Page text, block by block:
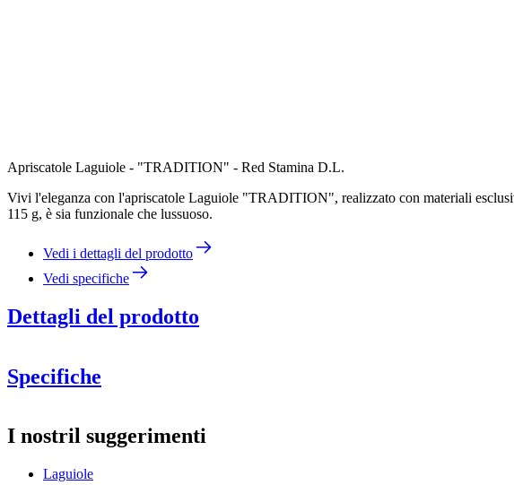
Apriscatole Laguiole - "TRADITION" - Red Stamina D.L.
Vivi l'eleganza con l'apriscatole Laguiole "TRADITION", realizzato con materiali
115 g, è sia funzionale che lussuoso.
Vedi i dettagli del prodotto
Vedi specifiche
Dettagli del prodotto
Specifiche
Numero di prodottoLT7022SO-66
Dimensioni (LxAxP cm)
I nostril suggerimenti
Laguiole